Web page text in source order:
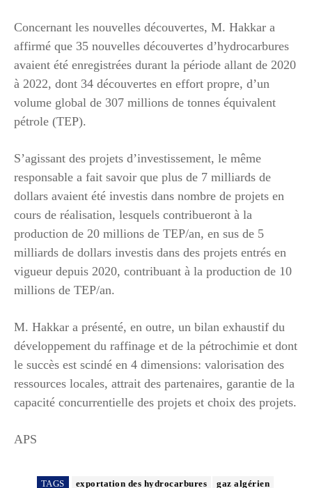
Concernant les nouvelles découvertes, M. Hakkar a
affirmé que 35 nouvelles découvertes d’hydrocarbures
avaient été enregistrées durant la période allant de 2020
à 2022, dont 34 découvertes en effort propre, d’un
volume global de 307 millions de tonnes équivalent
pétrole (TEP).
S’agissant des projets d’investissement, le même
responsable a fait savoir que plus de 7 milliards de
dollars avaient été investis dans nombre de projets en
cours de réalisation, lesquels contribueront à la
production de 20 millions de TEP/an, en sus de 5
milliards de dollars investis dans des projets entrés en
vigueur depuis 2020, contribuant à la production de 10
millions de TEP/an.
M. Hakkar a présenté, en outre, un bilan exhaustif du
développement du raffinage et de la pétrochimie et dont
le succès est scindé en 4 dimensions: valorisation des
ressources locales, attrait des partenaires, garantie de la
capacité concurrentielle des projets et choix des projets.
APS
TAGS exportation des hydrocarbures gaz algérien